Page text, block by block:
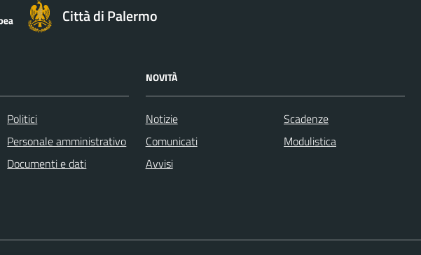
Città di Palermo
Politici
Personale amministrativo
Documenti e dati
NOVITÀ
Notizie
Comunicati
Avvisi
Scadenze
Modulistica